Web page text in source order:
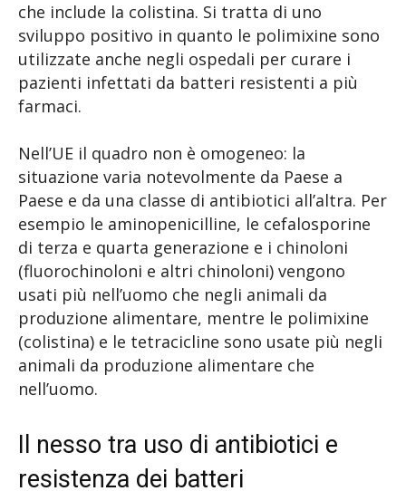
che include la colistina. Si tratta di uno
sviluppo positivo in quanto le polimixine sono
utilizzate anche negli ospedali per curare i
pazienti infettati da batteri resistenti a più
farmaci.
Nell’UE il quadro non è omogeneo: la
situazione varia notevolmente da Paese a
Paese e da una classe di antibiotici all’altra. Per
esempio le aminopenicilline, le cefalosporine
di terza e quarta generazione e i chinoloni
(fluorochinoloni e altri chinoloni) vengono
usati più nell’uomo che negli animali da
produzione alimentare, mentre le polimixine
(colistina) e le tetracicline sono usate più negli
animali da produzione alimentare che
nell’uomo.
Il nesso tra uso di antibiotici e
resistenza dei batteri